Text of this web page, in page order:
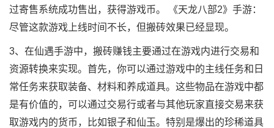
过寄售系统成功售出，获得游戏币。 《天龙八部2》手游：
尽管这款游戏上线时间不长，但搬砖效果已经显现。
3、在仙遇手游中，搬砖赚钱主要通过在游戏内进行交易和
资源转换来实现。首先，你可以通过游戏中的主线任务和日
常任务来获取装备、材料和养成道具。这些物品在游戏中都
是有价值的，可以通过交易行或者与其他玩家直接交易来获
取游戏内的货币，比如银子和仙玉。特别是爆出的珍稀道具